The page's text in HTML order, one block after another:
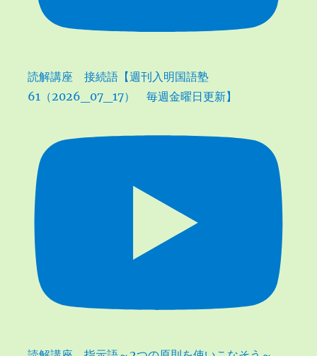
読解講座 接続語【週刊入明国語塾
61（2026_07_17） 毎週金曜日更新】